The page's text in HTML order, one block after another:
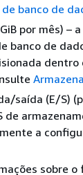
banco de
por mês) –
banco de
saída (E/S)
de
a
sobre